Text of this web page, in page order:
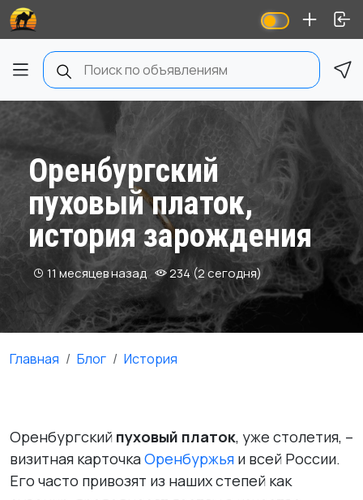
Оренбургский
пуховый платок,
история зарождения
11 месяцев назад 234 (2 сегодня)
Главная Блог История
Оренбургский пуховый платок, уже столетия, –
визитная карточкаОренбуржья и всей России.
Его часто привозят из наших степей как